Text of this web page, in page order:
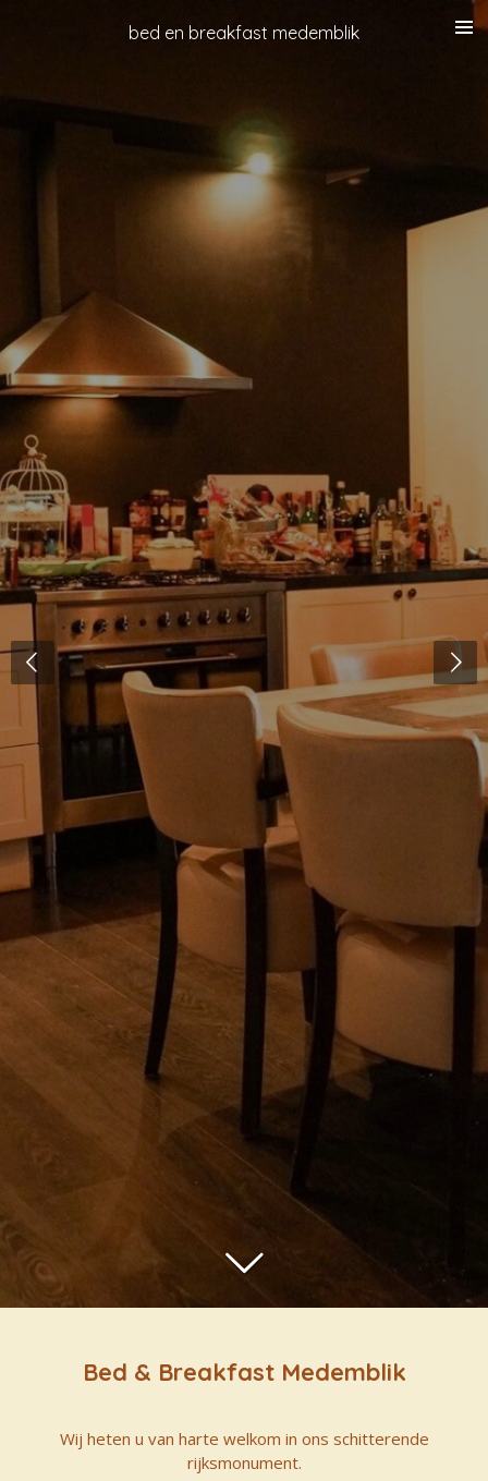
bed en breakfast medemblik
Bed & Breakfast Medemblik
Wij heten u van harte welkom in ons schitterende
rijksmonument.